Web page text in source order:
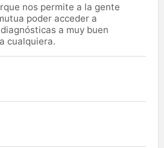
nos permite a la gente
poder acceder a
a muy buen
cualquiera.